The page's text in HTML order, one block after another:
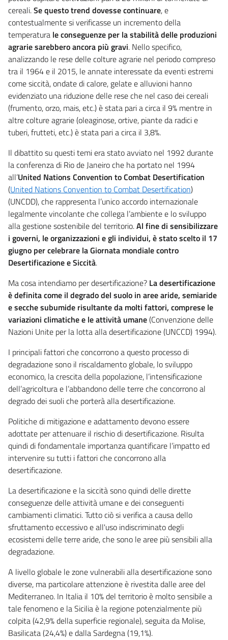
cereali.Se questo trend dovesse continuare, e
contestualmente si verificasse un incremento della
temperatura le conseguenze per la stabilità delle produzioni
agrarie sarebbero ancora più gravi. Nello specifico,
analizzando le rese delle colture agrarie nel periodo compreso
tra il 1964 e il 2015, le annate interessate da eventi estremi
come siccità, ondate di calore, gelate e alluvioni hanno
evidenziato una riduzione delle rese che nel caso dei cereali
(frumento, orzo, mais, etc.) è stata pari a circa il 9% mentre in
altre colture agrarie (oleaginose, ortive, piante da radici e
tuberi, frutteti, etc.) è stata pari a circa il 3,8%.
Il dibattito su questi temi era stato avviato nel 1992 durante
la conferenza di Rio de Janeiro che ha portato nel 1994
all’United Nations Convention to Combat Desertification
(United Nations Convention to Combat Desertification)
(UNCDD), che rappresenta l’unico accordo internazionale
legalmente vincolante che collega l’ambiente e lo sviluppo
alla gestione sostenibile del territorio.Al fine di sensibilizzare
i governi, le organizzazioni e gli individui, è stato scelto il 17
giugno per celebrare la Giornata mondiale contro
Desertificazione e Siccità.
Ma cosa intendiamo per desertificazione? La desertificazione
è definita come il degrado del suolo in aree aride, semiaride
e secche subumide risultante da molti fattori, comprese le
variazioni climatiche e le attività umane(Convenzione delle
Nazioni Unite per la lotta alla desertificazione (UNCCD) 1994).
I principali fattori che concorrono a questo processo di
degradazione sono il riscaldamento globale, lo sviluppo
economico, la crescita della popolazione, l’intensificazione
dell’agricoltura e l’abbandono delle terre che concorrono al
degrado dei suoli che porterà alla desertificazione.
Politiche di mitigazione e adattamento devono essere
adottate per attenuare il rischio di desertificazione. Risulta
quindi di fondamentale importanza quantificare l’impatto ed
intervenire su tutti i fattori che concorrono alla
desertificazione.
La desertificazione e la siccità sono quindi delle dirette
conseguenze delle attività umane e dei conseguenti
cambiamenti climatici. Tutto ciò si verifica a causa dello
sfruttamento eccessivo e all'uso indiscriminato degli
ecosistemi delle terre aride, che sono le aree più sensibili alla
degradazione.
A livello globale le zone vulnerabili alla desertificazione sono
diverse, ma particolare attenzione è rivestita dalle aree del
Mediterraneo. In Italia il 10% del territorio è molto sensibile a
tale fenomeno e la Sicilia è la regione potenzialmente più
colpita (42,9% della superficie regionale), seguita da Molise,
Basilicata (24,4%) e dalla Sardegna (19,1%).